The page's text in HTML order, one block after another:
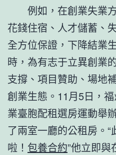
例如，在創業失業
花錢住宿、人才儲蓄、
全方位保證，下降結業
時，為有志于立異創業
支撐、項目贊助、場地
創業生態。11月5日，
業臺胞配租選房運動舉
了兩室一廳的公租房。
啦！ 包養合約”他立即